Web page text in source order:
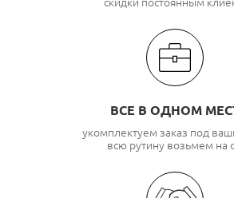
скидки постоянным
ВСЕ В ОДНОМ
укомплектуем заказ под
всю рутину возьмем на